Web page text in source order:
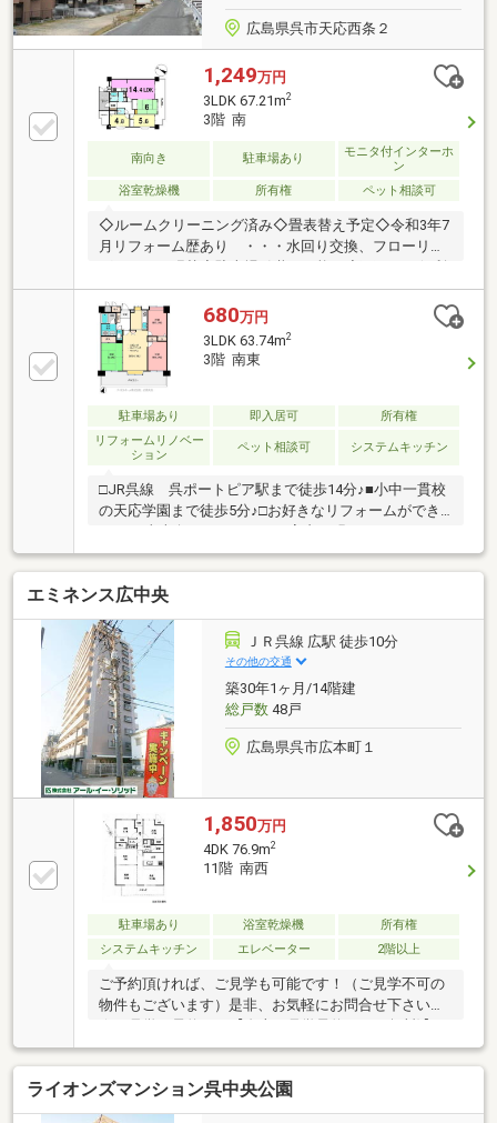
広島県呉市天応西条２
1,249万円
3LDK 67.21m2
3階 南
南向き 駐車場あり
モニタ付インターホ
ン
浴室乾燥機
所有権 ペット相談可
◇ルームクリーニング済み◇畳表替え予定◇令和3年7
月リフォーム歴あり ・・・水回り交換、フローリン
な浴室換気乾燥機能付き◇システムキッチンは食器洗
浄機付き◇南向きでリビングや居室には明るい光が入
ります◆呉市天応学園まで徒歩5分（約400ｍ）◆JR
呉線【呉ポートピア駅】まで徒歩10分（約800ｍ）◆
あじさい号【天応西条】バス停まで徒歩2分（約160
ｍ）内覧事前予約受付中○お気軽にお問い合わせくだ
さい！
680万円
3LDK 63.74m2
3階 南東
駐車場あり 即入居可
所有権
リフォームリノベー
ション
ペット相談可 システムキッチン
□JR呉線 呉ポートピア駅まで徒歩14分♪■小中一貫校
の天応学園まで徒歩5分♪□お好きなリフォームができ
呉線 呉ポートピア駅 徒歩14分■呉市立天応学園
（小学校・中学校） 徒歩5分□天応めぐみ幼稚園 徒
歩3分■呉市役所天応市民センター 徒歩2分□ローソン
呉天応大浜四丁目店 徒歩16分たくさんのお客様から
満足のお言葉を頂戴しております◆多数の提携銀行か
らお薦めローンプランをご提案◆ご自宅やご希望の場
所までのお迎えまずはお気軽にお問い合わせください
ませ♪
エミネンス広中央
ＪＲ呉線 広駅 徒歩10分
その他の交通
築30年1ヶ月/14階建
総戸数48戸
広島県呉市広本町１
1,850万円
4DK 76.9m2
11階 南西
駐車場あり 浴室乾燥機
所有権
システムキッチン
エレベーター 2階以上
ご予約頂ければ、ご見学も可能です！（ご見学不可の
物件もございます）是非、お気軽にお問合せ下さい！
クリック！トータテ住宅販売（株）東営業所まで！！
0120-412-730広島県内に５店舗！地域密着型のトータ
テ！【取扱物件７０８７件 その内未公開物件３０９
４件ご用意しています】トータテのホームページもぜ
ライオンズマンション呉中央公園